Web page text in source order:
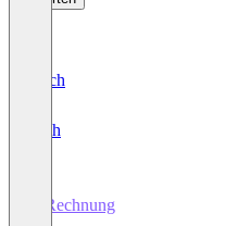
Deutsch
English
E-Rechnung